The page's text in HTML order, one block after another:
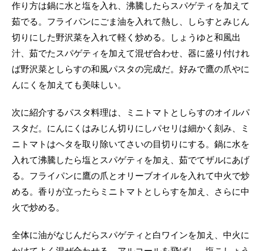
作り方は鍋に水と塩を入れ、沸騰したらスパゲティを加えて
茹でる。フライパンにごま油を入れて熱し、しらすとみじん
切りにした野沢菜を入れて軽く炒める。しょうゆと和風出
汁、茹でたスパゲティを加えて混ぜ合わせ、器に盛り付けれ
ば野沢菜としらすの和風パスタの完成だ。好みで鷹の爪やに
んにくを加えても美味しい。
次に紹介するパスタ料理は、ミニトマトとしらすのオイルパ
スタだ。にんにくはみじん切りにしパセリは細かく刻み、ミ
ニトマトはヘタを取り除いてさいの目切りにする。鍋に水を
入れて沸騰したら塩とスパゲティを加え、茹でてザルにあげ
る。フライパンに鷹の爪とオリーブオイルを入れて中火で炒
める。香りが立ったらミニトマトとしらすを加え、さらに中
火で炒める。
全体に油がなじんだらスパゲティと白ワインを加え、中火に